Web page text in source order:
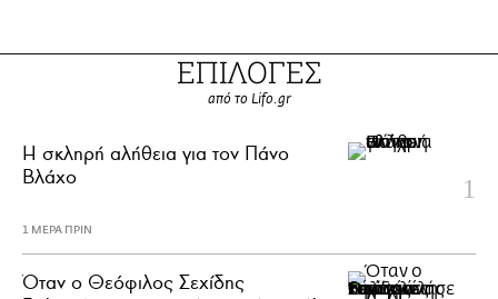
ΕΠΙΛΟΓΕΣ
από το Lifo.gr
H σκληρή αλήθεια για τον Πάνο
Βλάχο
1 ΜΕΡΑ ΠΡΙΝ
Όταν ο Θεόφιλος Σεχίδης